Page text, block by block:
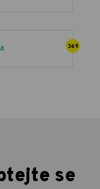
369
se